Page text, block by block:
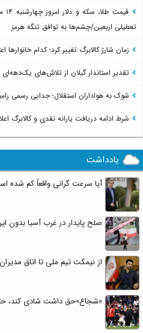
تعطیلی اربعین/چشم‌ها به توافق تنگه هرمز
زمان شارژ کالابرگ تغییر کرد؛ کدام خانوارها
تقدیر استاندار گیلان از تلاش‌های
شوک به هواداران استقلال؛ جدایی رسمی
شرط ادامه دریافت یارانه نقدی و کالابرگ
یادداشت
آیا سرعت گرانی واقعاً کم شده
صلح پایدار در غرب آسیا بدون
از نیمکت تیم ملی تا اتاق
«شجاع»حق داشت شادی کند،